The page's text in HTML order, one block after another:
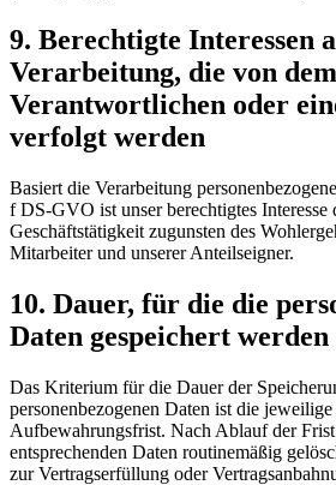
9. Berechtigte Interessen
Verarbeitung, die von dem
Verantwortlichen oder
verfolgt werden
Basiert die Verarbeitung
f DS-GVO ist unser berechtigtes
Geschäftstätigkeit zugunsten des
Mitarbeiter und unserer Anteilseigner.
10. Dauer, für die die
Daten gespeichert werden
Das Kriterium für die Dauer der
personenbezogenen Daten ist die
Aufbewahrungsfrist. Nach Ablauf der
entsprechenden Daten routinemäßig
zur Vertragserfüllung oder